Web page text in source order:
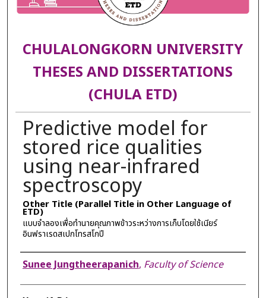
CHULALONGKORN UNIVERSITY
THESES AND DISSERTATIONS
(CHULA ETD)
Predictive model for
stored rice qualities
using near-infrared
spectroscopy
Other Title (Parallel Title in Other Language of
ETD)
แบบจำลองเพื่อทำนายคุณภาพข้าวระหว่างการเก็บโดยใช้เนียร์
อินฟราเรดสเปกโทรสโกปี
Author
Sunee Jungtheerapanich, Faculty of Science